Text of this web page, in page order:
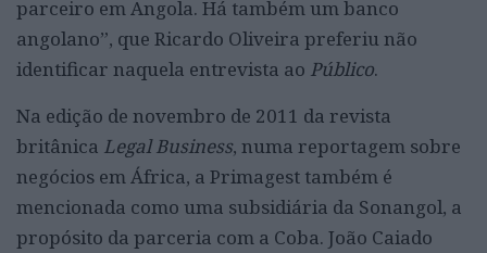
parceiro em Angola. Há também um banco
angolano”, que Ricardo Oliveira preferiu não
identificar naquela entrevista ao Público.
Na edição de novembro de 2011 da revista
britânica Legal Business, numa reportagem sobre
negócios em África, a Primagest também é
mencionada como uma subsidiária da Sonangol, a
propósito da parceria com a Coba. João Caiado